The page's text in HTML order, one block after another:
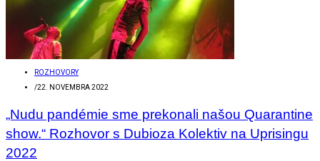
ROZHOVORY
/22. NOVEMBRA 2022
„Nudu pandémie sme prekonali našou Quarantine
show.“ Rozhovor s Dubioza Kolektiv na Uprisingu
2022